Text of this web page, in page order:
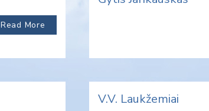
Read More
V.V. Laukžemiai